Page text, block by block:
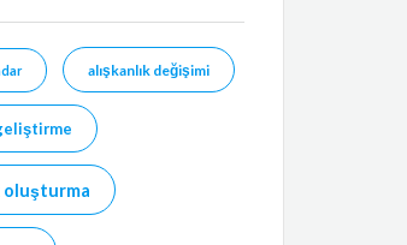
alışkanlık değişimi
oluşturma